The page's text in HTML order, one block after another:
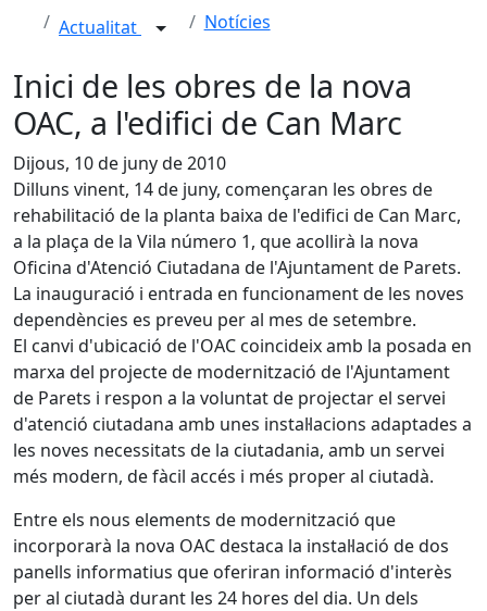
Actualitat Notícies
Inici de les obres de la nova
OAC, a l'edifici de Can Marc
Dijous, 10 de juny de 2010
Dilluns vinent, 14 de juny, començaran les obres de
rehabilitació de la planta baixa de l'edifici de Can Marc,
a la plaça de la Vila número 1, que acollirà la nova
Oficina d'Atenció Ciutadana de l'Ajuntament de Parets.
La inauguració i entrada en funcionament de les noves
dependències es preveu per al mes de setembre.
El canvi d'ubicació de l'OAC coincideix amb la posada en
marxa del projecte de modernització de l'Ajuntament
de Parets i respon a la voluntat de projectar el servei
d'atenció ciutadana amb unes instal·lacions adaptades a
les noves necessitats de la ciutadania, amb un servei
més modern, de fàcil accés i més proper al ciutadà.
Entre els nous elements de modernització que
incorporarà la nova OAC destaca la instal·lació de dos
panells informatius que oferiran informació d'interès
per al ciutadà durant les 24 hores del dia. Un dels